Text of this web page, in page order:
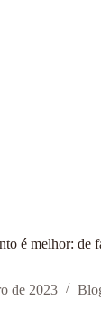
é melhor: de
de 2023